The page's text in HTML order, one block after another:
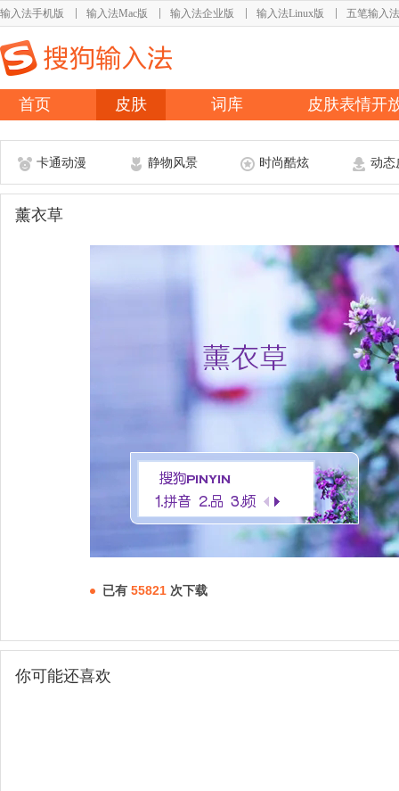
输入法手机版 输入法Mac版 输入法企业版 输入法Linux版 五笔输入法
首页 皮肤 词库 皮肤表情开
卡通动漫 静物风景 时尚酷炫 动态
薰衣草
已有 55821 次下载
你可能还喜欢